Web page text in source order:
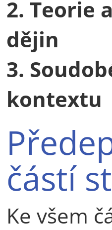
2. Teorie
dějin
3.
kontextu
částí
Ke všem